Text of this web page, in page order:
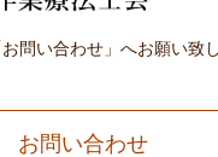
問い合わせ」へお願い致し
お問い合わせ